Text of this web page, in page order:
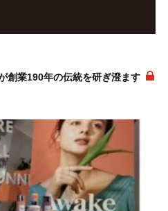
創業190年の伝統を研ぎ澄ます